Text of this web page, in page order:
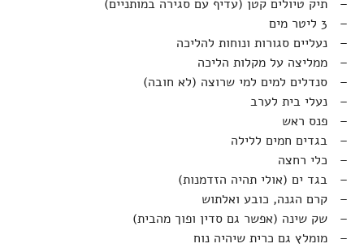
– תיק טיולים קטן (עדיף עם סגירה במותניים)
– 3 ליטר מים
– נעליים סגורות ונוחות להליכה
– ממליצה על מקלות הליכה
– סנדלים למים למי שרוצה (לא חובה)
– נעלי בית לערב
– פנס ראש
– בגדים חמים ללילה
– כלי רחצה
– בגד ים (אולי תהיה הזדמנות)
– קרם הגנה, כובע ואלתוש
– שק שינה (אפשר גם סדין ופוך מהבית)
– מומלץ גם כרית שיהיה נוח